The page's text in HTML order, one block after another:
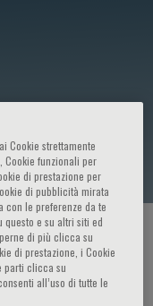
Cookie strettamente
Cookie funzionali per
di prestazione per
di pubblicità mirata
le preferenze da te
questo e su altri siti ed
di più clicca su
di prestazione, i Cookie
parti clicca su
all’uso di tutte le